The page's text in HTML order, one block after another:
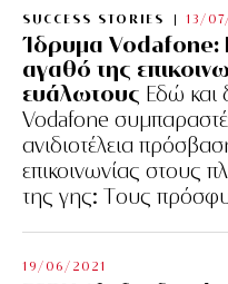
SUCCESS STORIES 13/
Ίδρυμα Vodafone:
αγαθό της
ευάλωτους Εδώ και
Vodafone
ανιδιοτέλεια
επικοινωνίας στους
της γης: Tους
19/06/2021